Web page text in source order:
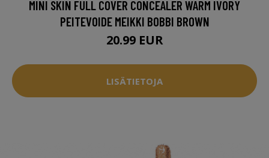
MINI SKIN FULL COVER CONCEALER WARM IVORY
PEITEVOIDE MEIKKI BOBBI BROWN
20.99 EUR
LISÄTIETOJA